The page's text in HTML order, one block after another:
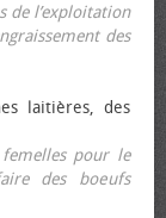
de l’exploitation
des
laitières, des
pour le
des bœufs